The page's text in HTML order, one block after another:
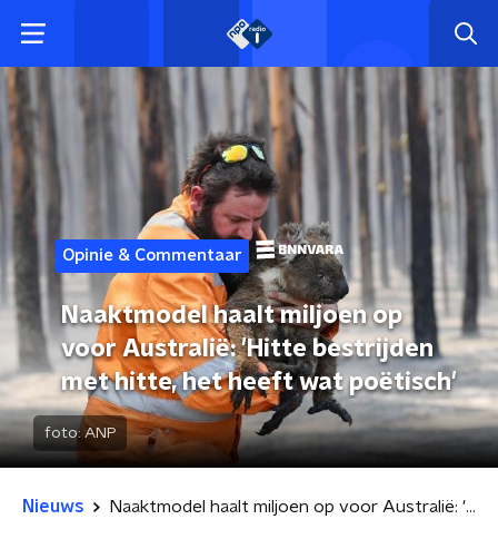
Opinie & Commentaar
Naaktmodel haalt miljoen op
voor Australië: 'Hitte bestrijden
met hitte, het heeft wat poëtisch'
foto: ANP
Nieuws Naaktmodel haalt miljoen op voor Australië: 'Hitte bestrijden met hitte, het heeft wat poëtisch'